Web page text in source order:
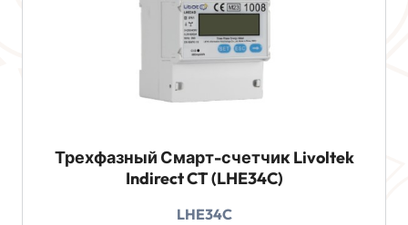
Трехфазный Смарт-счетчик Livoltek
Indirect CT (LHE34C)
LHE34C